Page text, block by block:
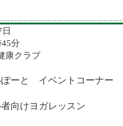
日
分
康クラブ
ーと イベントコーナー
向けヨガレッスン